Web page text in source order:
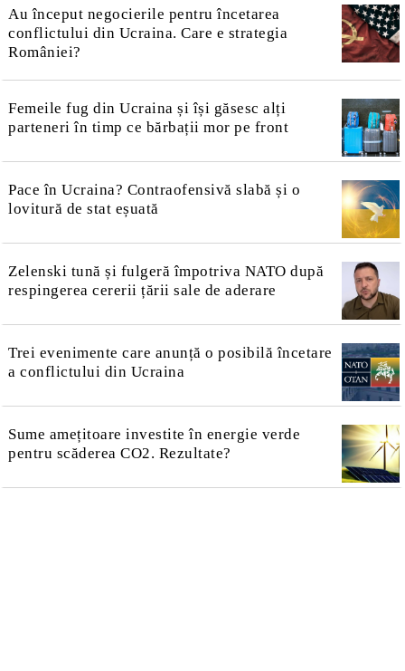
Au început negocierile pentru încetarea
conflictului din Ucraina. Care e strategia
României?
Femeile fug din Ucraina și își găsesc alți
parteneri în timp ce bărbații mor pe front
Pace în Ucraina? Contraofensivă slabă și o
lovitură de stat eșuată
Zelenski tună și fulgeră împotriva NATO după
respingerea cererii țării sale de aderare
Trei evenimente care anunță o posibilă încetare
a conflictului din Ucraina
Sume amețitoare investite în energie verde
pentru scăderea CO2. Rezultate?